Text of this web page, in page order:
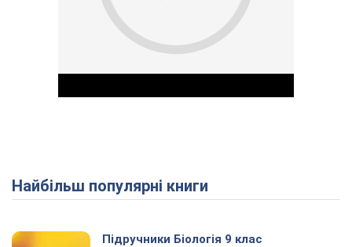
Play Video
Найбільш популярні книги
Підручники Біологія 9 клас